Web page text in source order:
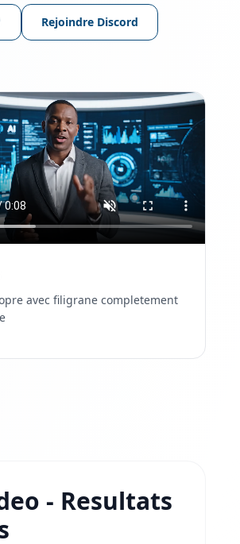
Rejoindre Discord
avec filigrane completement
- Resultats